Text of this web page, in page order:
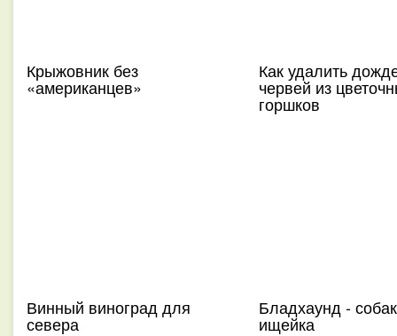
Крыжовник без
«американцев»
Как удалить
червей из
горшков
Винный виноград для
севера
Бладхаунд -
ищейка